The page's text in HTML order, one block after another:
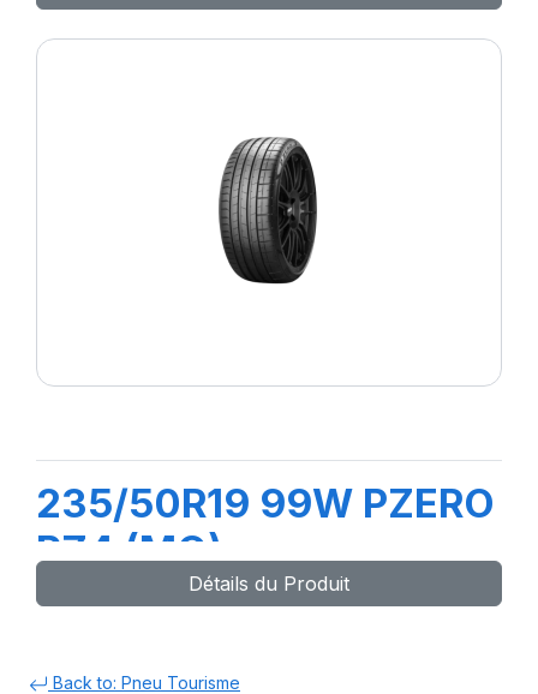
235/50R19 99W PZERO
PZ4 (MO)
Détails du Produit
Back to: Pneu Tourisme